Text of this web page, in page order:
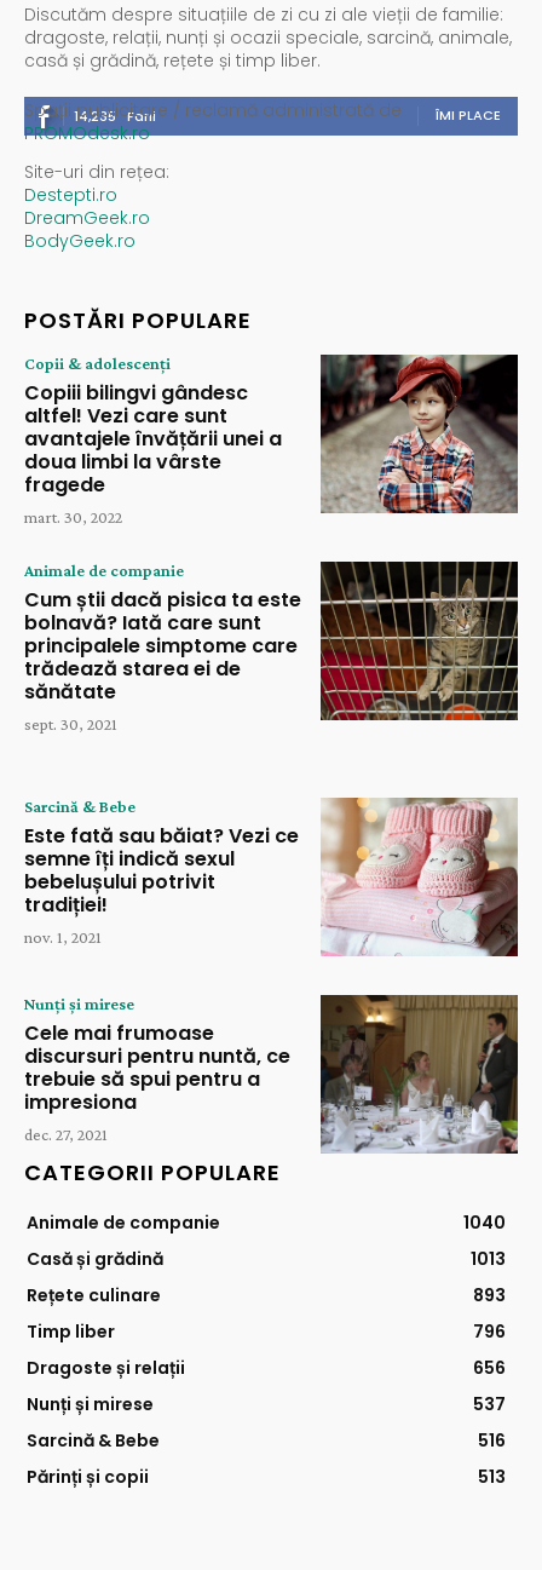
Discutăm despre situațiile de zi cu zi ale vieții de familie:
dragoste, relații, nunți și ocazii speciale, sarcină, animale,
casă și grădină, rețete și timp liber.
14,235 Fani ÎMI PLACE
Spații publicitare / reclamă administrată de
PROMOdesk.ro
Site-uri din rețea:
Destepti.ro
DreamGeek.ro
BodyGeek.ro
POSTĂRI POPULARE
Copii & adolescenți
Copiii bilingvi gândesc
altfel! Vezi care sunt
avantajele învățării unei a
doua limbi la vârste
fragede
mart. 30, 2022
Animale de companie
Cum știi dacă pisica ta este
bolnavă? Iată care sunt
principalele simptome care
trădează starea ei de
sănătate
sept. 30, 2021
Sarcină & Bebe
Este fată sau băiat? Vezi ce
semne îți indică sexul
bebelușului potrivit
tradiției!
nov. 1, 2021
Nunți și mirese
Cele mai frumoase
discursuri pentru nuntă, ce
trebuie să spui pentru a
impresiona
dec. 27, 2021
CATEGORII POPULARE
Animale de companie
1040
Casă și grădină
1013
Rețete culinare
893
Timp liber
796
Dragoste și relații
656
Nunți și mirese
537
Sarcină & Bebe
516
Părinți și copii
513